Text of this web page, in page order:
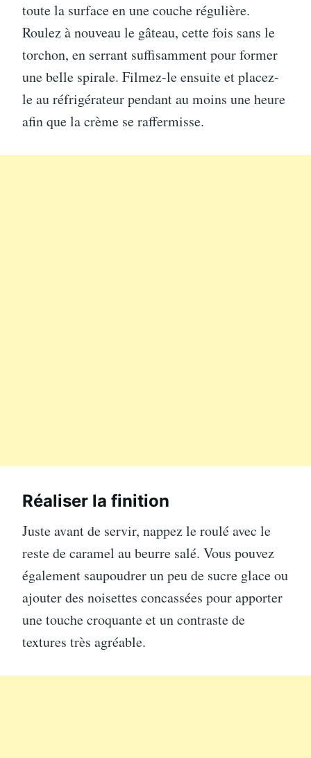
toute la surface en une couche régulière.
Roulez à nouveau le gâteau, cette fois sans le
torchon, en serrant suffisamment pour former
une belle spirale. Filmez-le ensuite et placez-
le au réfrigérateur pendant au moins une heure
afin que la crème se raffermisse.
Réaliser la finition
Juste avant de servir, nappez le roulé avec le
reste de caramel au beurre salé. Vous pouvez
également saupoudrer un peu de sucre glace ou
ajouter des noisettes concassées pour apporter
une touche croquante et un contraste de
textures très agréable.